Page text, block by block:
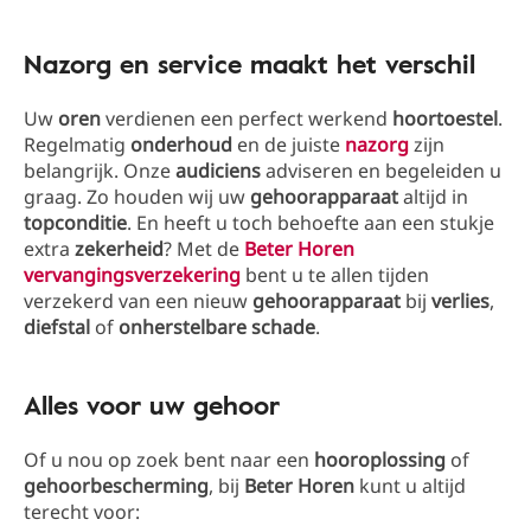
Nazorg en service maakt het verschil
Uw orenverdienen een perfect werkend hoortoestel.
Regelmatig onderhoud en de juiste nazorgzijn
belangrijk. Onzeaudiciensadviseren en begeleiden u
graag. Zo houden wij uw gehoorapparaataltijd in
topconditie. En heeft u toch behoefte aan een stukje
extra zekerheid? Met de Beter Horen
vervangingsverzekering bent u te allen tijden
verzekerd van een nieuw gehoorapparaat bij verlies,
diefstal of onherstelbareschade.
Alles voor uw gehoor
Of u nou op zoek bent naar een hooroplossing of
gehoorbescherming, bij Beter Horen kunt u altijd
terecht voor: